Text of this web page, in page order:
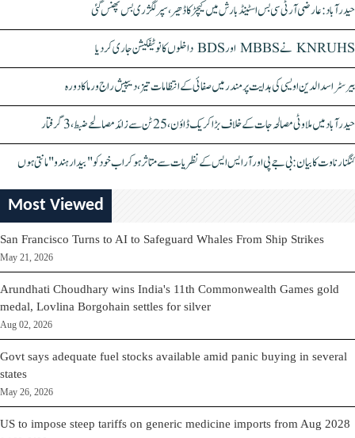
حیدرآباد: عارضی آر ٹی سی بس اسٹینڈ بارش میں کیچڑ کا ڈھیر، سپر لگژری بس پھنس گئی
KNRUHS نے MBBS اور BDS داخلوں کا نوٹیفکیشن جاری کر دیا
بیرسٹر اسدالدین اویسی کی ہدایت پر مندر میں صفائی کے انتظامات تیز، دیپیش راج ورما کا دورہ
حیدرآباد میں ملاوٹی مصالحہ جات کے خلاف بڑا کریک ڈاؤن، 25 ٹن سے زائد مصالحے ضبط، 3 گرفتار
کنگنا رناوت کا بیان: بی جے پی اور آر ایس ایس کے نظریات سے متاثر ہو کر اب خود کو "بیدار ہندو" مانتی ہوں
Most Viewed
San Francisco Turns to AI to Safeguard Whales From Ship Strikes
May 21, 2026
Arundhati Choudhary wins India's 11th Commonwealth Games gold
medal, Lovlina Borgohain settles for silver
Aug 02, 2026
Govt says adequate fuel stocks available amid panic buying in several
states
May 26, 2026
US to impose steep tariffs on generic medicine imports from Aug 2028